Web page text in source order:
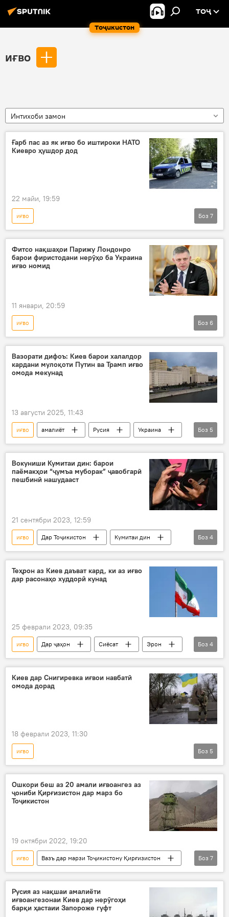
Тоҷикистон
ТОҶ
иғво
Интихоби замон
Ғарб пас аз як иғво бо иштироки НАТО
Киевро ҳушдор дод
22 майи, 19:59
иғво
Амалиёти вижаи Русия барои ҳимояи Донбасс: охирин хабарҳо
Украина
амалиёти вижа
НАТО
Киев
Ғарб Сиёсат
Боз 7
Фитсо нақшаҳои Парижу Лондонро
барои фиристодани нерӯҳо ба Украина
иғво номид
11 январи, 20:59
иғво
Амалиёти вижаи Русия барои ҳимояи Донбасс: охирин хабарҳо
Украина
амалиёти вижа
Париж
Лондон
нооромӣ
Боз 6
Вазорати дифоъ: Киев барои халалдор
кардани мулоқоти Путин ва Трамп иғво
омода мекунад
13 августи 2025, 11:43
иғво амалиёт Русия
Украина
Вазорати дифоъи Русия
дифоъ
ИМА
Музокироти Путин ва Трамп дар Аляска
Боз 5
Вокуниши Кумитаи дин: барои
паёмакҳои “ҷумъа муборак” ҷавобгарӣ
пешбинӣ нашудааст
21 сентябри 2023, 12:59
иғво Дар Тоҷикистон
Кумитаи дин
паёмак
намози ҷумъа
вокуниш
шабакаҳои иҷтимоӣ
Боз 4
Теҳрон аз Киев даъват кард, ки аз иғво
дар расонаҳо худдорӣ кунад
25 феврали 2023, 09:35
иғво Дар ҷаҳон Сиёсат
Эрон
Украина
Киев
расонаҳо
Вазорати хориҷаи Эрон
Боз 4
Киев дар Снигиревка иғвои навбатӣ
омода дорад
18 феврали 2023, 11:30
иғво
Амалиёти вижаи Русия барои ҳимояи Донбасс: охирин хабарҳо
Дар Русия
амалиёти вижа
Херсон
Боз 5
Ошкори беш аз 20 амали иғвоангез аз
ҷониби Қирғизистон дар марз бо
Тоҷикистон
19 октябри 2022, 19:20
иғво
Вазъ дар марзи Тоҷикистону Қирғизистон
Дар Тоҷикистон
КДАМ
марз
тавофуқ
муноқишаи марзӣ
Боз 7
Русия аз нақшаи амалиёти
иғвоангезонаи Киев дар нерӯгоҳи
барқи ҳастаии Запороже гуфт